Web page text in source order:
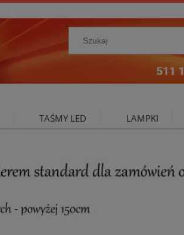
TAŚMY LED LAMPKI